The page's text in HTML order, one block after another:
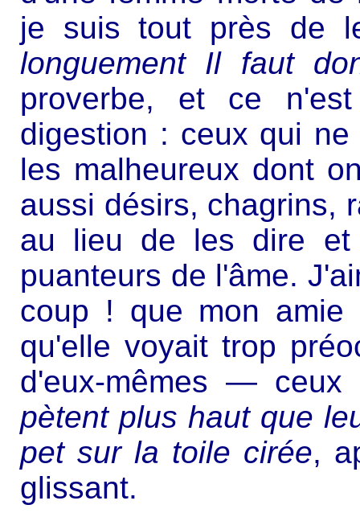
je suis tout près de
longuement Il faut
proverbe, et ce
digestion : ceux qui
les malheureux dont
aussi désirs, chagrins,
au lieu de les dire et
puanteurs de l'âme.
coup ! que mon amie
qu'elle voyait trop
d'eux-mêmes —
pètent plus haut que
pet sur la toile cirée,
glissant.